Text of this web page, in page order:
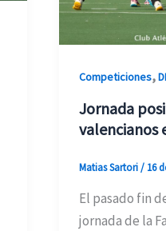
Competiciones,
Jornada
valencianos
Matias Sartori/ 16
El pasado fin
jornada de la